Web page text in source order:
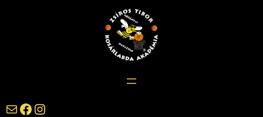
darazsak@darazsak.hu @kobanyaidarazsak @darazsak